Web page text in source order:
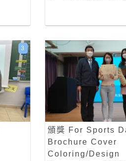
3
頒獎 For Sports
Brochure Cover
Coloring/Design